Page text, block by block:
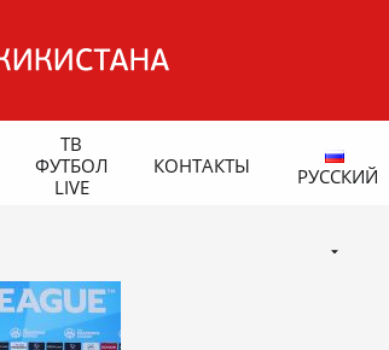
ТВ
ФУТБОЛ
LIVE
КОНТАКТЫ РУССКИЙ